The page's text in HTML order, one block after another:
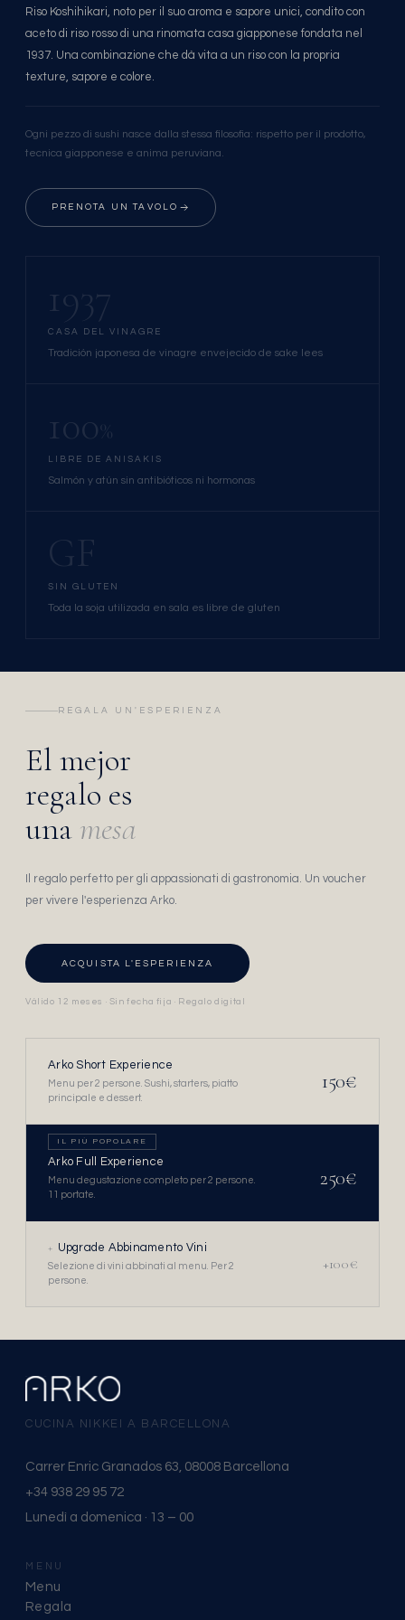
Riso Koshihikari, noto per il suo aroma e sapore unici, condito con
aceto di riso rosso di una rinomata casa giapponese fondata nel
1937. Una combinazione che dà vita a un riso con la propria
texture, sapore e colore.
Ogni pezzo di sushi nasce dalla stessa filosofia: rispetto per il prodotto,
tecnica giapponese e anima peruviana.
PRENOTA UN TAVOLO
1937
CASA DEL VINAGRE
Tradición japonesa de vinagre envejecido de sake lees
100%
LIBRE DE ANISAKIS
Salmón y atún sin antibióticos ni hormonas
GF
SIN GLUTEN
Toda la soja utilizada en sala es libre de gluten
REGALA UN'ESPERIENZA
El mejor
regalo es
una mesa
Il regalo perfetto per gli appassionati di gastronomia. Un voucher
per vivere l'esperienza Arko.
ACQUISTA L'ESPERIENZA
Válido 12 meses · Sin fecha fija · Regalo digital
Arko Short Experience
Menu per 2 persone. Sushi, starters, piatto
principale e dessert.
150€
IL PIÙ POPOLARE
Arko Full Experience
Menu degustazione completo per 2 persone.
11 portate.
250€
+ Upgrade Abbinamento Vini
Selezione di vini abbinati al menu. Per 2
persone.
+100€
CUCINA NIKKEI A BARCELLONA
Carrer Enric Granados 63, 08008 Barcellona
+34 938 29 95 72
Lunedì a domenica · 13 – 00
MENU
Menu
Regala